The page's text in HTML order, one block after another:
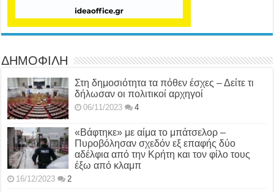
ΔΗΜΟΦΙΛΗ
Στη δημοσιότητα τα πόθεν έσχες – Δείτε τι
δήλωσαν οι πολιτικοί αρχηγοί
06/11/2023 4
«Βάφτηκε» με αίμα το μπάτσελορ –
Πυροβόλησαν σχεδόν εξ επαφής δύο
αδέλφια από την Κρήτη και τον φίλο τους
έξω από κλαμπ
16/12/2023 2